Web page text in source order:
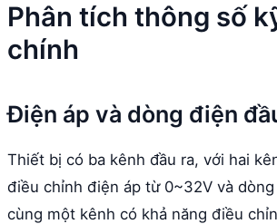
Phân tích thông số
chính
Điện áp và dòng điện
Thiết bị có ba kênh đầu ra, với hai
điều chỉnh điện áp từ 0~32V và
cùng một kênh có khả năng điều